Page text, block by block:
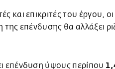
και επικριτές του έργου, οι
επένδυσης θα αλλάξει
επένδυση ύψους περίπου